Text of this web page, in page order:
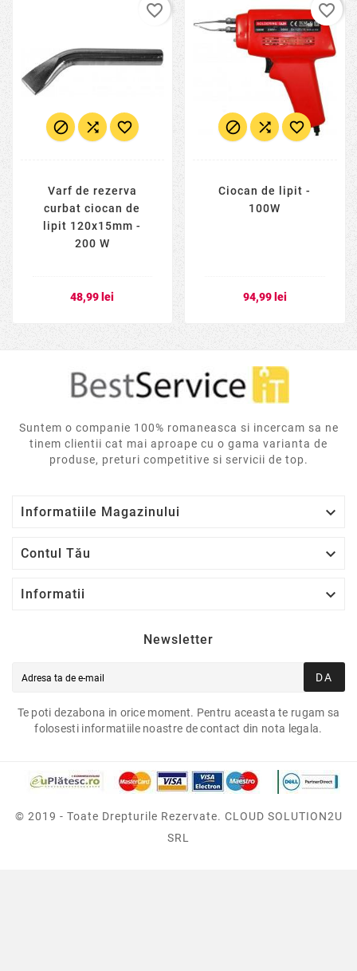
  
Varf de rezerva
curbat ciocan de
lipit 120x15mm -
200 W
48,99 lei
favorite_border
  
Ciocan de lipit -
100W
94,99 lei
favorite_border
Suntem o companie 100% romaneasca si incercam sa ne
tinem clientii cat mai aproape cu o gama varianta de
produse, preturi competitive si servicii de top.
Informatiile Magazinului 
Contul Tău 
Informatii 
Newsletter
DA
Te poti dezabona in orice moment. Pentru aceasta te rugam sa
folosesti informatiile noastre de contact din nota legala.
© 2019 - Toate Drepturile Rezervate. CLOUD SOLUTION2U
SRL